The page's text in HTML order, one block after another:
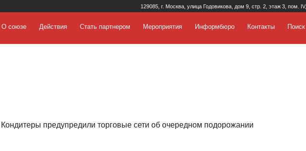
129085, г. Москва, улица Годовикова, дом 9, стр. 2, этаж 3, пом.
О союзе Действия Стать партнером Мероприятия Информбюро Контакты Поиск
предупредили торговые сети об очередном подорожании